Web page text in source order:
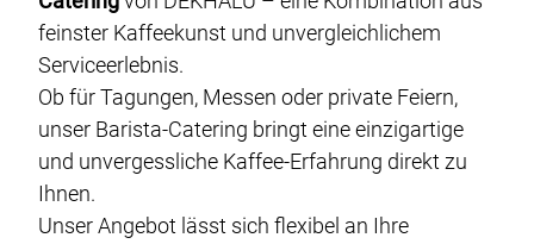
Fingerfood-Catering
Buffet-Catering
Veganes-Catering
Gala-Catering
Food-Truck-Catering
feinster Kaffeekunst und unvergleichlichem
Serviceerlebnis.
Ob für Tagungen, Messen oder private Feiern,
unser Barista-Catering bringt eine einzigartige
und unvergessliche Kaffee-Erfahrung direkt zu
Ihnen.
Unser Angebot lässt sich flexibel an Ihre